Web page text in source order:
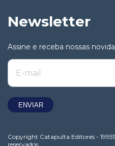
Newsletter
Assine e receba nossas
Copyright Catapulta Editores -
reservados.